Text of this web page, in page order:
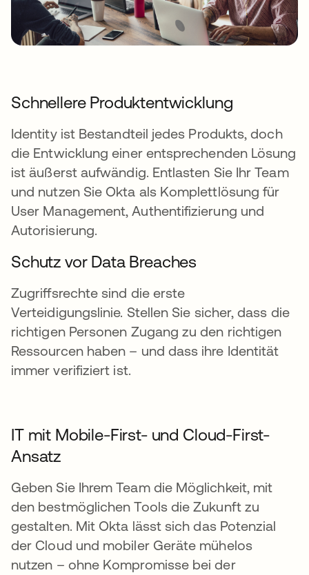
Schnellere Produktentwicklung
Identity ist Bestandteil jedes Produkts, doch
die Entwicklung einer entsprechenden Lösung
ist äußerst aufwändig. Entlasten Sie Ihr Team
und nutzen Sie Okta als Komplettlösung für
User Management, Authentifizierung und
Autorisierung.
Schutz vor Data Breaches
Zugriffsrechte sind die erste
Verteidigungslinie. Stellen Sie sicher, dass die
richtigen Personen Zugang zu den richtigen
Ressourcen haben – und dass ihre Identität
immer verifiziert ist.
IT mit Mobile-First- und Cloud-First-
Ansatz
Geben Sie Ihrem Team die Möglichkeit, mit
den bestmöglichen Tools die Zukunft zu
gestalten. Mit Okta lässt sich das Potenzial
der Cloud und mobiler Geräte mühelos
nutzen – ohne Kompromisse bei der